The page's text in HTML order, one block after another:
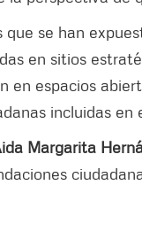
se han
en sitios
en espacios
incluidas
Margarita